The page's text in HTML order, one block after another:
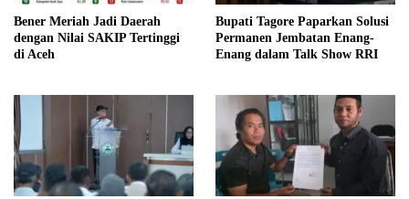
Bener Meriah Jadi Daerah
dengan Nilai SAKIP Tertinggi
di Aceh
Bupati Tagore Paparkan Solusi
Permanen Jembatan Enang-
Enang dalam Talk Show RRI